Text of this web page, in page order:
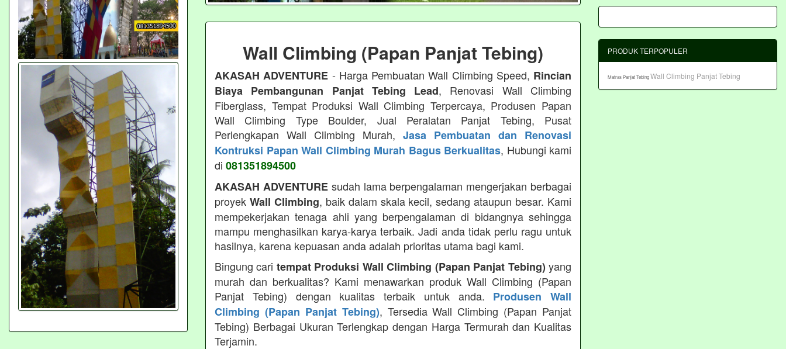
Wall Climbing (Papan Panjat Tebing)
AKASAH ADVENTURE - Harga Pembuatan Wall Climbing Speed, Rincian
Biaya Pembangunan Panjat Tebing Lead, Renovasi Wall Climbing
Fiberglass, Tempat Produksi Wall Climbing Terpercaya, Produsen Papan
Wall Climbing Type Boulder, Jual Peralatan Panjat Tebing, Pusat
Perlengkapan Wall Climbing Murah, Jasa Pembuatan dan Renovasi
Kontruksi Papan Wall Climbing Murah Bagus Berkualitas, Hubungi kami
di 081351894500
AKASAH ADVENTUREsudah lama berpengalaman mengerjakan berbagai
proyek Wall Climbing, baik dalam skala kecil, sedang ataupun besar. Kami
mempekerjakan tenaga ahli yang berpengalaman di bidangnya sehingga
mampu menghasilkan karya-karya terbaik. Jadi anda tidak perlu ragu untuk
hasilnya, karena kepuasan anda adalah prioritas utama bagi kami.
Bingung cari tempat Produksi Wall Climbing (Papan Panjat Tebing) yang
murah dan berkualitas? Kami menawarkan produk Wall Climbing (Papan
Panjat Tebing) dengan kualitas terbaik untuk anda. Produsen Wall
Climbing (Papan Panjat Tebing), Tersedia Wall Climbing (Papan Panjat
Tebing) Berbagai Ukuran Terlengkap dengan Harga Termurah dan Kualitas
Terjamin.
PRODUK TERPOPULER
Matras Panjat TebingWall Climbing Panjat Tebing